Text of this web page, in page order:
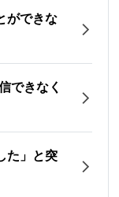
ができな
できなく
た」と突